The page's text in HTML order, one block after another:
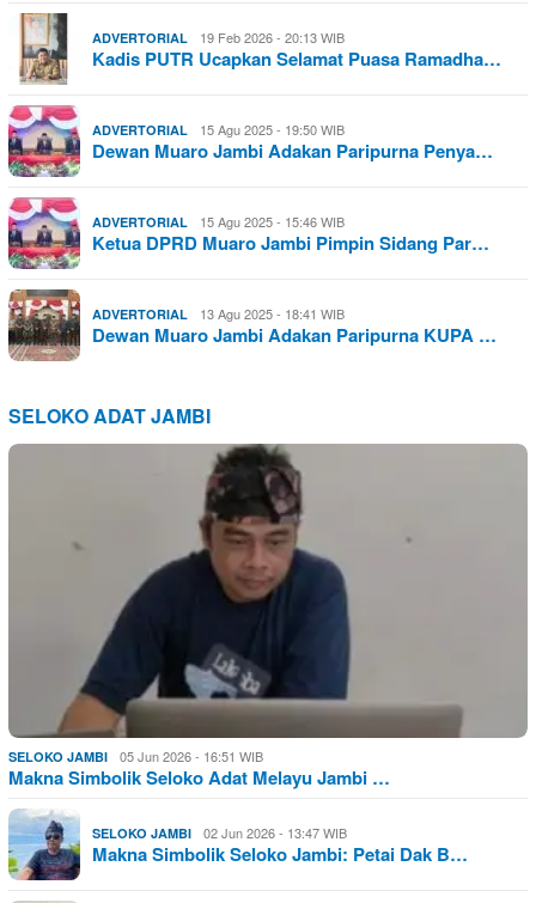
ADVERTORIAL 19 Feb 2026 - 20:13 WIB
Kadis PUTR Ucapkan Selamat Puasa Ramadha…
ADVERTORIAL 15 Agu 2025 - 19:50 WIB
Dewan Muaro Jambi Adakan Paripurna Penya…
ADVERTORIAL 15 Agu 2025 - 15:46 WIB
Ketua DPRD Muaro Jambi Pimpin Sidang Par…
ADVERTORIAL 13 Agu 2025 - 18:41 WIB
Dewan Muaro Jambi Adakan Paripurna KUPA …
SELOKO ADAT JAMBI
SELOKO JAMBI 05 Jun 2026 - 16:51 WIB
Makna Simbolik Seloko Adat Melayu Jambi …
SELOKO JAMBI 02 Jun 2026 - 13:47 WIB
Makna Simbolik Seloko Jambi: Petai Dak B…